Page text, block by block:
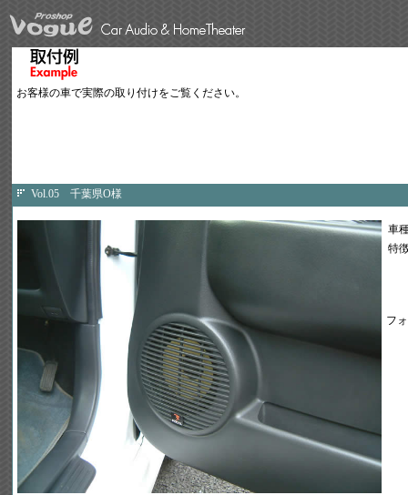
お客様の車で実際の取り付けをご覧ください。
Vol.05 千葉県O様
車
特
フ